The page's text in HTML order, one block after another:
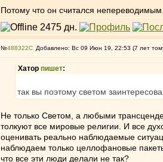
Потому что он считался
№488322 Добавлено: Вс 09 Июн 19, 22:53 (7 лет
Хатор пишет:
так вы поэтому светом
Не только Светом, а любыми
толкуют все мировые религии. И все
оценивать реально наблюдаемые
наблюдаем только целлофановые
что все эти люди делали не так?